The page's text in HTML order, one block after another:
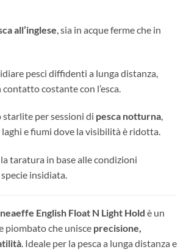
all’inglese, sia in acque ferme che in
pesci diffidenti a lunga distanza,
costante con l’esca.
per sessioni di pesca notturna,
e fiumi dove la visibilità è ridotta.
la taratura in base alle condizioni
specie insidiata.
English Float N Light Hold è un
piombato che unisce precisione,
. Ideale per la pesca a lunga distanza e